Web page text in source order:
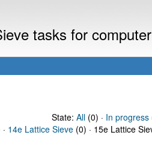
tasks for
State: All(0) · In progress
14e Lattice Sieve (0) · 15e Lattice